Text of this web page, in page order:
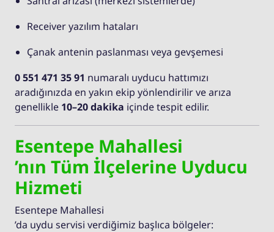
Receiver yazılım hataları
Çanak antenin paslanması veya gevşemesi
0 551 471 35 91 numaralı uyducu hattımızı
aradığınızda en yakın ekip yönlendirilir ve arıza
genellikle 10–20 dakika içinde tespit edilir.
Esentepe Mahallesi
’nın Tüm İlçelerine Uyducu
Hizmeti
Esentepe Mahallesi
’da uydu servisi verdiğimiz başlıca bölgeler: